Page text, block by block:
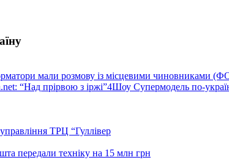
мали розмову із місцевими
“Над прірвою з іржі”4Шоу Супермодель по-
ТРЦ “Гуллівер
передали техніку на 15 млн грн